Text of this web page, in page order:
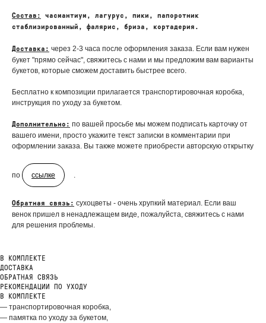
Состав:
часмантиум, лагурус, пики, папоротник
стаблизированный, фалярис, бриза, кортадерия.
Доставка: через 2-3 часа после оформления заказа. Если вам нужен
букет "прямо сейчас", свяжитесь с нами и мы предложим вам варианты
букетов, которые сможем доставить быстрее всего.
Бесплатно к композиции прилагается транспортировочная коробка,
инструкция по уходу за букетом.
Дополнительно: по вашей просьбе мы можем подписать карточку от
вашего имени, просто укажите текст записки в комментарии при
оформлении заказа. Вы также можете приобрести авторскую открытку
по ссылке .
Обратная связь: сухоцветы - очень хрупкий материал. Если ваш
венок пришел в ненадлежащем виде, пожалуйста, свяжитесь с нами
для решения проблемы.
В КОМПЛЕКТЕ
ДОСТАВКА
ОБРАТНАЯ СВЯЗЬ
РЕКОМЕНДАЦИИ ПО УХОДУ
В КОМПЛЕКТЕ
— транспортировочная коробка,
— памятка по уходу за букетом,
ДОБАВЬТЕ ПОДАРОК